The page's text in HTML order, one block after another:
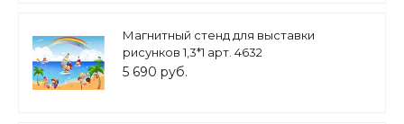
Магнитный стенд для выставки
рисунков 1,3*1 арт. 4632
5 690 руб.